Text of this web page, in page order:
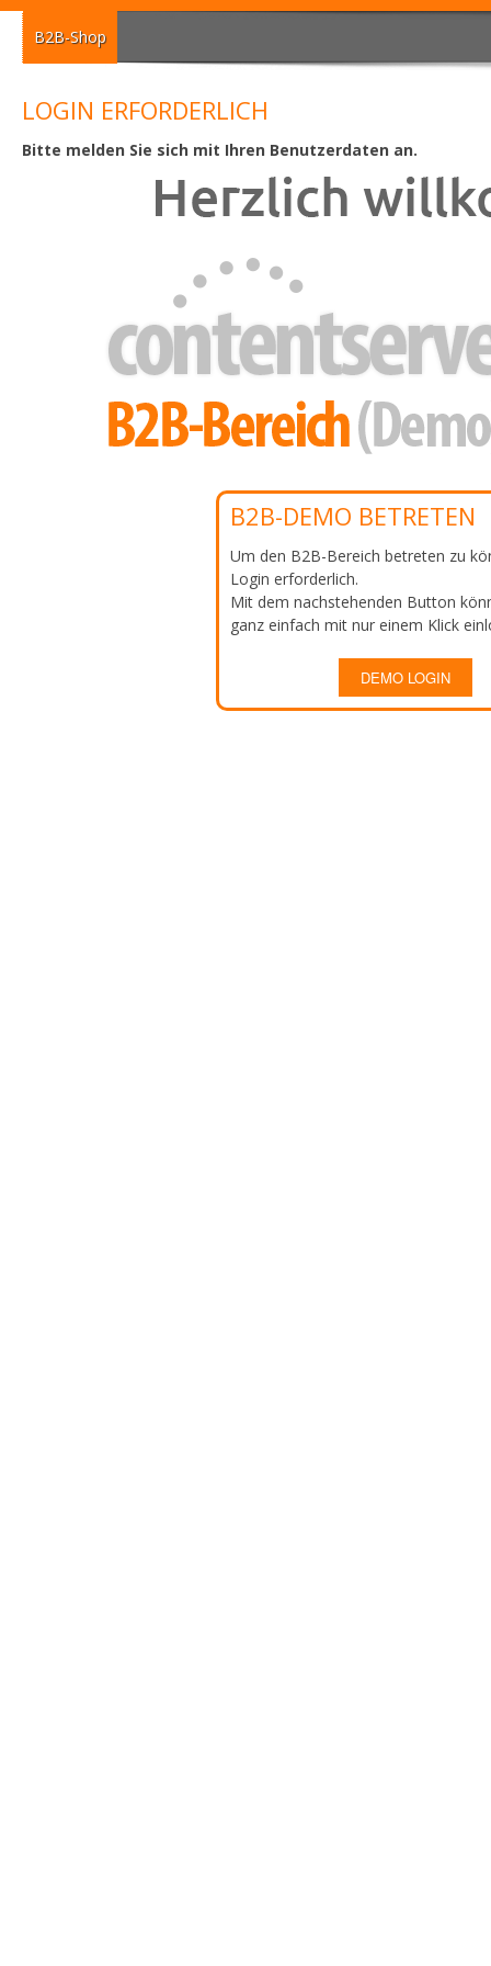
B2B-Shop
LOGIN ERFORDERLICH
Bitte melden Sie sich mit Ihren Benutzerdaten an.
B2B-DEMO BETRETEN
Um den B2B-Bereich betreten zu
Login erforderlich.
Mit dem nachstehenden Button
ganz einfach mit nur einem Klick